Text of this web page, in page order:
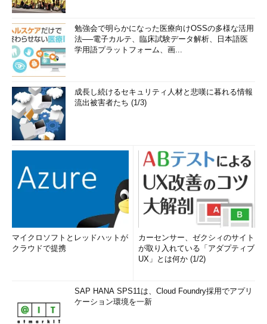
勉強会で明らかになった医療向けOSSの多様な活用
法──電子カルテ、臨床試験データ解析、日本語医
学用語プラットフォーム、画...
成長し続けるセキュリティ人材と悲嘆に暮れる情報
流出被害者たち (1/3)
マイクロソフトとレッドハットが
クラウドで提携
カーセンサー、ゼクシィのサイト
が取り入れている「アダプティブ
UX」とは何か (1/2)
SAP HANA SPS11は、Cloud Foundry採用でアプリ
ケーション環境を一新